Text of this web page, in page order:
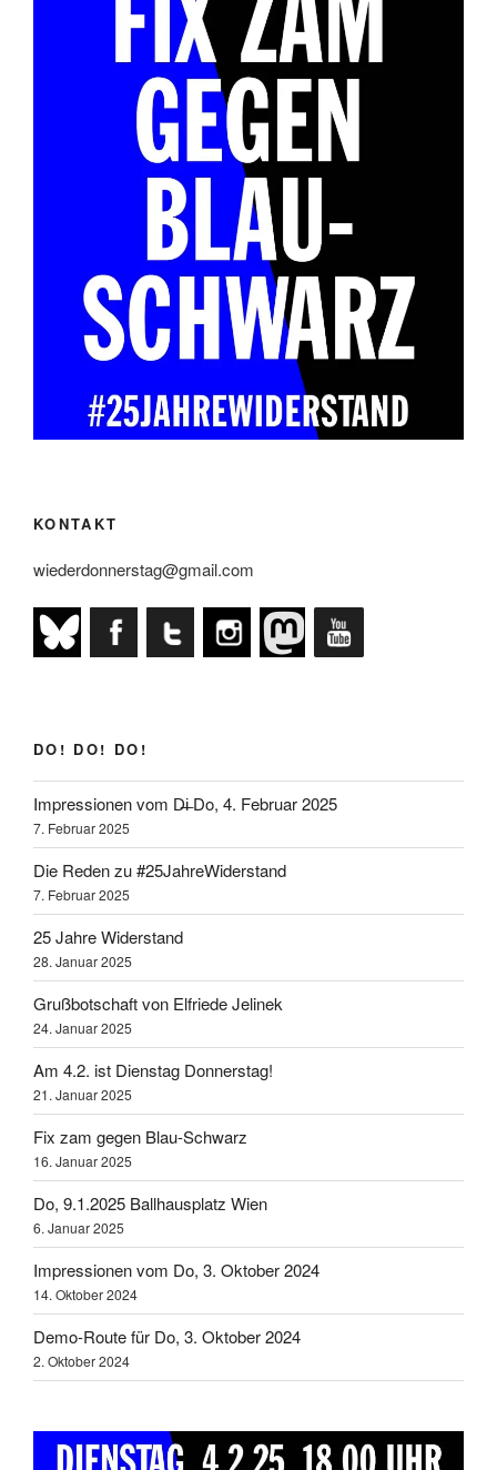
KONTAKT
wiederdonnerstag@gmail.com
DO! DO! DO!
Impressionen vom D̶i̶ Do, 4. Februar 2025
7. Februar 2025
Die Reden zu #25JahreWiderstand
7. Februar 2025
25 Jahre Widerstand
28. Januar 2025
Grußbotschaft von Elfriede Jelinek
24. Januar 2025
Am 4.2. ist Dienstag Donnerstag!
21. Januar 2025
Fix zam gegen Blau-Schwarz
16. Januar 2025
Do, 9.1.2025 Ballhausplatz Wien
6. Januar 2025
Impressionen vom Do, 3. Oktober 2024
14. Oktober 2024
Demo-Route für Do, 3. Oktober 2024
2. Oktober 2024